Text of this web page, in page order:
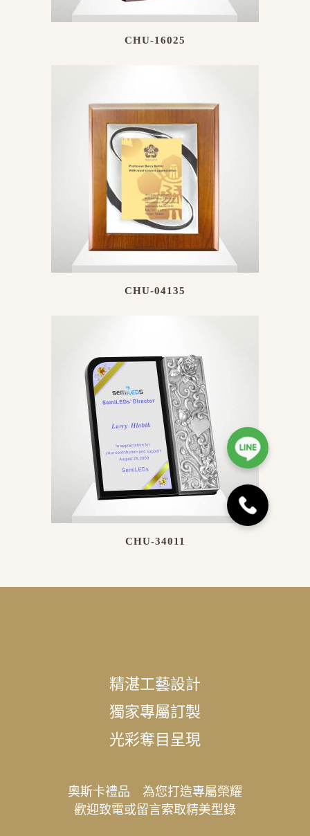
CHU-16025
CHU-04135
CHU-34011
精湛工藝設計
獨家專屬訂製
光彩奪目呈現
奧斯卡禮品 為您打造專屬榮耀
歡迎致電或留言索取精美型錄